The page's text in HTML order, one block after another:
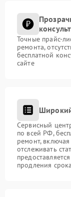
Точные прайс-
ремонта,
бесплатной
сайте
Сервисный
по всей РФ,
ремонт,
отслеживать
продления